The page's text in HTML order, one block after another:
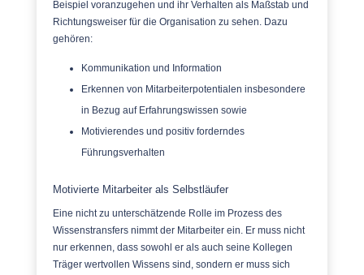
Beispiel voranzugehen und ihr Verhalten als Maßstab und
Richtungsweiser für die Organisation zu sehen. Dazu
gehören:
Kommunikation und Information
Erkennen von Mitarbeiterpotentialen insbesondere
in Bezug auf Erfahrungswissen sowie
Motivierendes und positiv forderndes
Führungsverhalten
Motivierte Mitarbeiter als Selbstläufer
Eine nicht zu unterschätzende Rolle im Prozess des
Wissenstransfers nimmt der Mitarbeiter ein. Er muss nicht
nur erkennen, dass sowohl er als auch seine Kollegen
Träger wertvollen Wissens sind, sondern er muss sich